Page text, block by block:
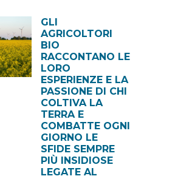
GLI
AGRICOLTORI
BIO
RACCONTANO LE
LORO
ESPERIENZE E LA
PASSIONE DI CHI
COLTIVA LA
TERRA E
COMBATTE OGNI
GIORNO LE
SFIDE SEMPRE
PIÙ INSIDIOSE
LEGATE AL